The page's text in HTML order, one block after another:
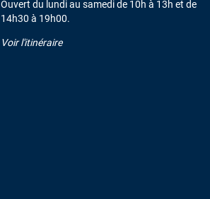
Ouvert du lundi au samedi de 10h à 13h et de
14h30 à 19h00.
Voir l'itinéraire